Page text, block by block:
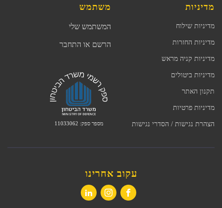
מדיניות
מדיניות שילוח
מדיניות החזרות
מדיניות קניה מראש
מדיניות ביטולים
תקנון האתר
מדיניות פרטיות
הצהרת נגישות / הסדרי נגישות
משתמש
המשתמש שלי
הרשם או התחבר
מספר ספק: 11033062
עקוב אחרינו